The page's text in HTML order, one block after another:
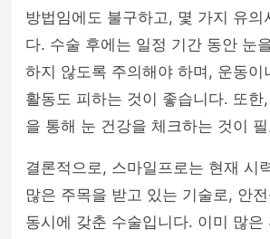
방법임에도 불구하고, 몇 가지 유의
다. 수술 후에는 일정 기간 동안 눈
하지 않도록 주의해야 하며, 운동이
활동도 피하는 것이 좋습니다. 또한
을 통해 눈 건강을 체크하는 것이
결론적으로, 스마일프로는 현재 시
많은 주목을 받고 있는 기술로, 안
동시에 갖춘 수술입니다. 이미 많은